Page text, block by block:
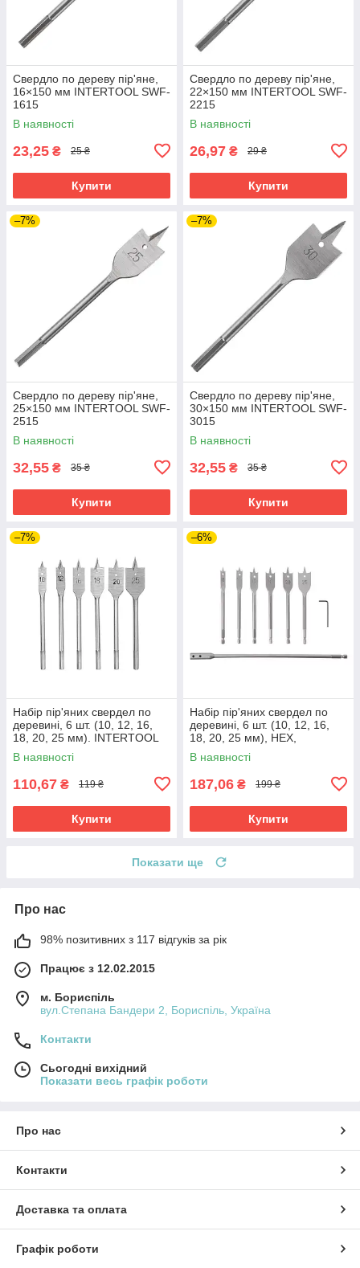
Свердло по дереву пір'яне,
16×150 мм INTERTOOL SWF-
1615
В наявності
23,25 ₴ 25 ₴
Купити
Свердло по дереву пір'яне,
22×150 мм INTERTOOL SWF-
2215
В наявності
26,97 ₴ 29 ₴
Купити
–7%
Свердло по дереву пір'яне,
25×150 мм INTERTOOL SWF-
2515
В наявності
32,55 ₴ 35 ₴
Купити
–7%
Свердло по дереву пір'яне,
30×150 мм INTERTOOL SWF-
3015
В наявності
32,55 ₴ 35 ₴
Купити
–7%
Набір пір'яних свердел по
деревині, 6 шт. (10, 12, 16,
18, 20, 25 мм). INTERTOOL
SD-0206
В наявності
110,67 ₴ 119 ₴
Купити
–6%
Набір пір'яних свердел по
деревині, 6 шт. (10, 12, 16,
18, 20, 25 мм), HEX,
подовжувач 300 мм
INTERTOOL SD-0207
В наявності
187,06 ₴ 199 ₴
Купити
Показати ще
Про нас
98% позитивних з 117 відгуків за рік
Працює з 12.02.2015
м. Бориспіль
вул.Степана Бандери 2, Бориспіль, Україна
Контакти
Сьогодні вихідний
Показати весь графік роботи
Про нас
Контакти
Доставка та оплата
Графік роботи